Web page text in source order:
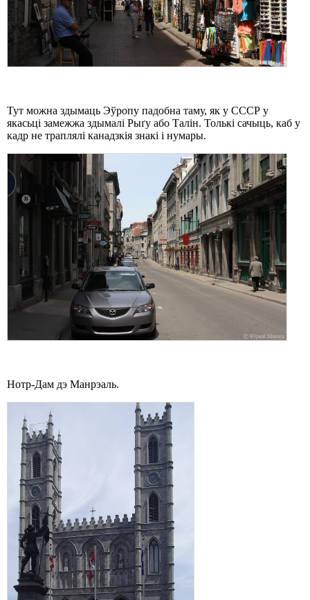
Тут можна здымаць Эўропу падобна таму, як у СССР у
якасьці замежжа здымалі Рыґу або Талін. Толькі сачыць, каб у
кадр не траплялі канадзкія знакі і нумары.
Нотр-Дам дэ Манрэаль.